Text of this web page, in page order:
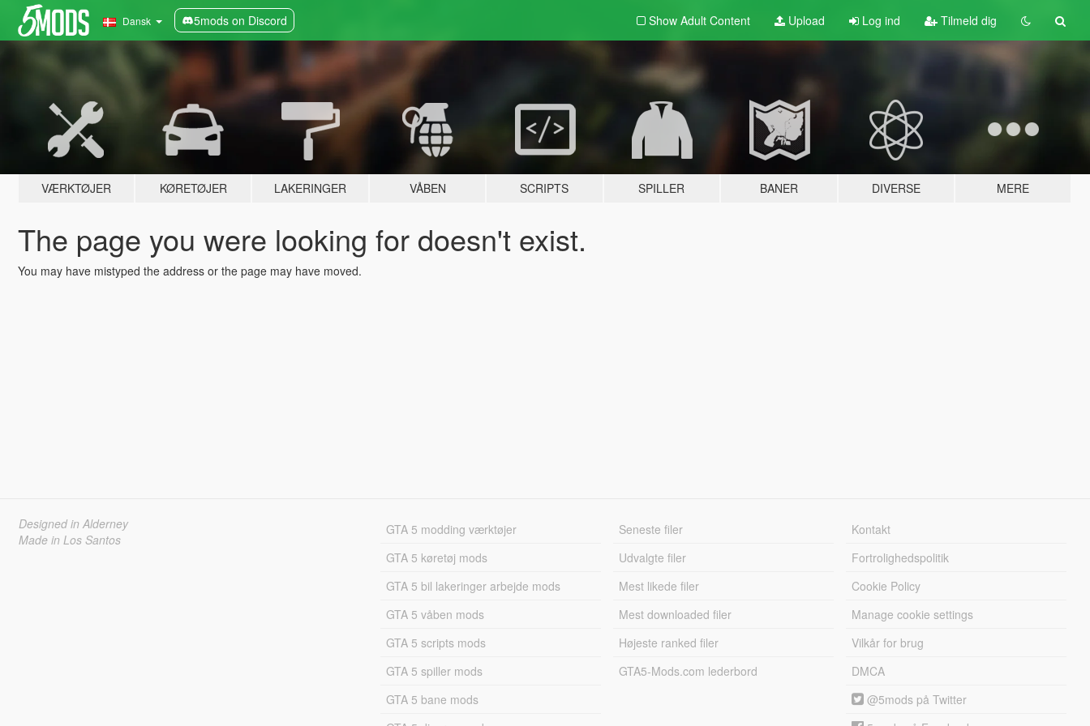
Dansk 5mods on Discord Show Adult Content Upload Log ind Tilmeld dig
VÆRKTØJER KØRETØJER LAKERINGER VÅBEN SCRIPTS SPILLER BANER DIVERSE MERE
The page you were looking for doesn't exist.
You may have mistyped the address or the page may have moved.
Designed in Alderney
Made in Los Santos
GTA 5 modding værktøjer
GTA 5 køretøj mods
GTA 5 bil lakeringer arbejde mods
GTA 5 våben mods
GTA 5 scripts mods
GTA 5 spiller mods
GTA 5 bane mods
Seneste filer
Udvalgte filer
Mest likede filer
Mest downloaded filer
Højeste ranked filer
GTA5-Mods.com lederbord
Kontakt
Fortrolighedspolitik
Cookie Policy
Manage cookie settings
Vilkår for brug
DMCA
@5mods på Twitter